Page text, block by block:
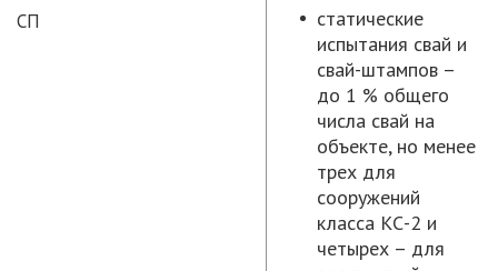
СП
статические
испытания свай и
свай-штампов –
до 1 % общего
числа свай на
объекте, но менее
трех для
сооружений
класса КС-2 и
четырех – для